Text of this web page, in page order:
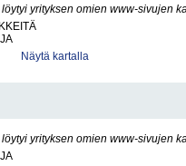
yrityksen omien www-sivujen
Näytä kartalla
yrityksen omien www-sivujen